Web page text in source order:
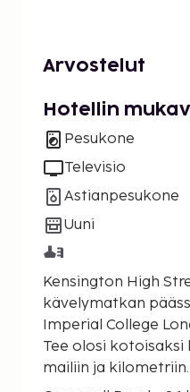
Arvostelut
Hotellin
Pesukone
Televisio
Astianpesukone
Uuni
Kensington High
kävelymatkan päässä. Tämä huoneisto sijaitsee 1,1 km:n päässä
Imperial College
Tee olosi kotoisaksi
mailiin ja kilometriin.